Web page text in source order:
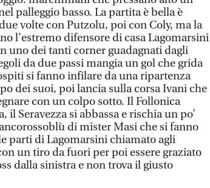
palleggio basso. La partita è bella è
volte con Putzolu, poi con Coly, ma la
l’estremo difensore di casa Lagomarsini
uno dei tanti corner guadagnati dagli
da due passi mangia un gol che grida
si fanno infilare da una ripartenza
dei suoi, poi lancia sulla corsa Ivani che
con un colpo sotto. Il Follonica
il Seravezza si abbassa e rischia un po’
di mister Masi che si fanno
parti di Lagomarsini chiamato agli
un tiro da fuori per poi essere graziato
dalla sinistra e non trova il giusto